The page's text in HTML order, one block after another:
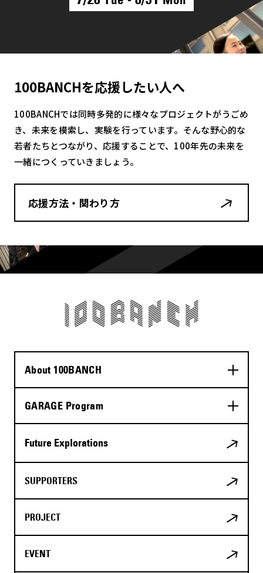
100BANCHを応援したい人へ
100BANCHでは同時多発的に様々なプロジェクトがうごめ
き、未来を模索し、実験を行っています。そんな野心的な
若者たちとつながり、応援することで、100年先の未来を
一緒につくっていきましょう。
応援方法・関わり方
About 100BANCH
GARAGE Program
Future Explorations
SUPPORTERS
PROJECT
EVENT